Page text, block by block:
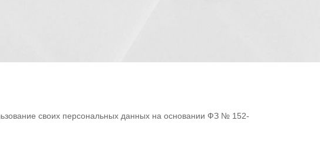
своих персональных данных на основании ФЗ № 152-